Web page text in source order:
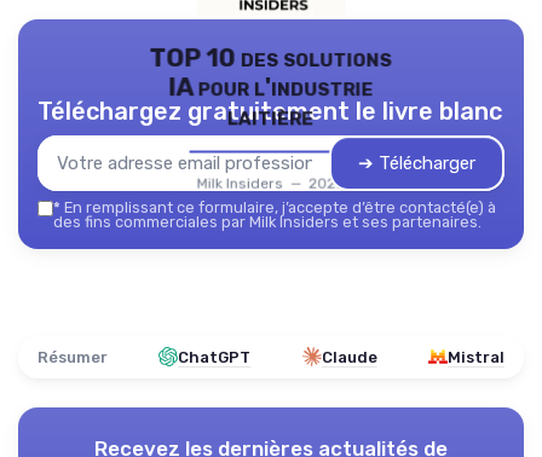
TOP 10 des solutions
IA pour l'industrie
laitière
Milk Insiders — 2026
Téléchargez gratuitement le livre blanc
➔ Télécharger
* En remplissant ce formulaire, j’accepte d’être contacté(e) à
des fins commerciales par Milk Insiders et ses partenaires.
Résumer ChatGPT Claude Mistral
Recevez les dernières actualités de